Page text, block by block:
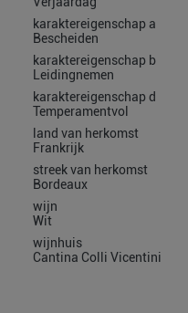
karaktereigenschap a
Bescheiden
karaktereigenschap b
Leidingnemen
karaktereigenschap d
Temperamentvol
land van herkomst
Frankrijk
streek van herkomst
Bordeaux
wijn
Wit
wijnhuis
Cantina Colli Vicentini